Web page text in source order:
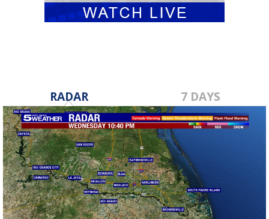
RADAR 7 DAYS